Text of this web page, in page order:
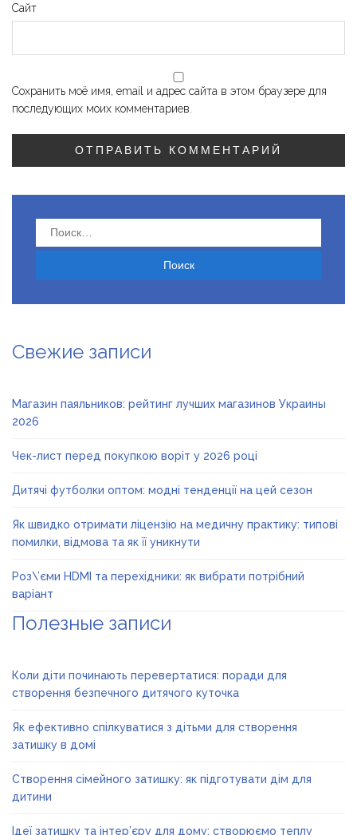
Сайт
Сохранить моё имя, email и адрес сайта в этом браузере для
последующих моих комментариев.
Найти:
Свежие записи
Магазин паяльников: рейтинг лучших магазинов Украины
2026
Чек-лист перед покупкою воріт у 2026 році
Дитячі футболки оптом: модні тенденції на цей сезон
Як швидко отримати ліцензію на медичну практику: типові
помилки, відмова та як її уникнути
Роз\’єми HDMI та перехідники: як вибрати потрібний
варіант
Полезные записи
Коли діти починають перевертатися: поради для
створення безпечного дитячого куточка
Як ефективно спілкуватися з дітьми для створення
затишку в домі
Створення сімейного затишку: як підготувати дім для
дитини
Ідеї затишку та інтер’єру для дому: створюємо теплу